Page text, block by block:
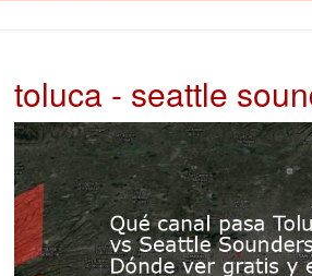
toluca - seattle